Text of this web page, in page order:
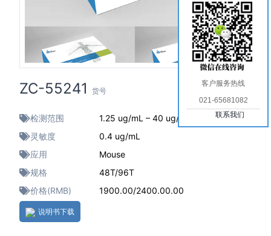
ZC-55241 货号
检测范围
1.25 ug/mL – 40 ug/mL
灵敏度
0.4 ug/mL
应用
Mouse
规格
48T/96T
价格(RMB)
1900.00/2400.00.00
说明书下载
客户服务热线
021-65681082
联系我们